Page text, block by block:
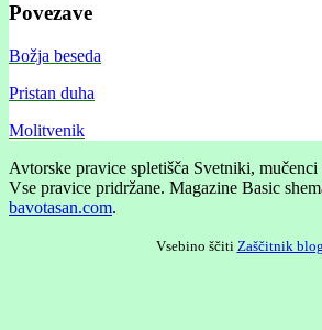
Povezave
Božja beseda
Pristan duha
Molitvenik
Avtorske pravice spletišča Svetniki,
Vse pravice pridržane. Magazine Basic
bavotasan.com.
Vsebino ščiti Zaščitnik